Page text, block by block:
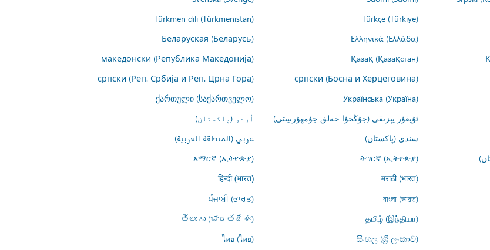
Türkçe (Türkiye)
Türkmen dili (Türkmenistan)
Ελληνικά (Ελλάδα)
Беларуская (Беларусь)
Қазақ (Қазақстан)
македонски (Република Македонија)
српски (Босна и Херцеговина)
српски (Реп. Србија и Реп. Црна Гора)
Українська (Україна)
ქართული (საქართველო)
ئۇيغۇر يېزىقى (جۇڭخۇا خەلق جۇمھۇرىيىتى)
اُردو (پاکستان)
سنڌي (پاکستان)
عربي (المنطقة العربية)
ትግርኛ (ኢትዮጵያ)
አማርኛ (ኢትዮጵያ)
मराठी (भारत)
हिन्दी (भारत)
বাংলা (ভারত)
ਪੰਜਾਬੀ (ਭਾਰਤ)
தமிழ் (இந்தியா)
తెలుగు (భారతదేశం)
සිංහල (ශ්‍රී ලංකාව)
ไทย (ไทย)